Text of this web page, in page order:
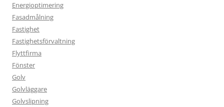
Energioptimering
Fasadmålning
Fastighet
Fastighetsförvaltning
Flyttfirma
Fönster
Golv
Golvläggare
Golvslipning